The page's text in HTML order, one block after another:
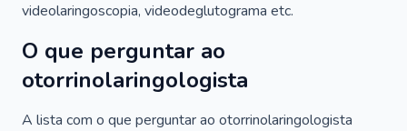
videolaringoscopia, videodeglutograma etc.
O que perguntar ao
otorrinolaringologista
A lista com o que perguntar ao otorrinolaringologista